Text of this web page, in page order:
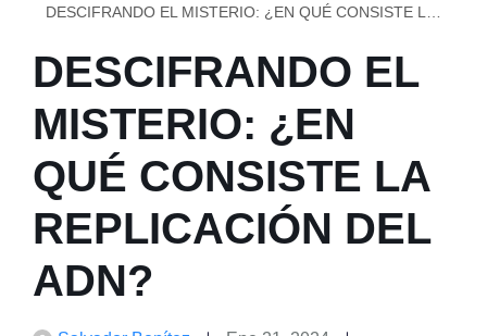
DESCIFRANDO EL
MISTERIO: ¿EN
QUÉ CONSISTE LA
REPLICACIÓN DEL
ADN?